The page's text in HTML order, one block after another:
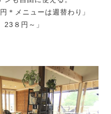
＊メニューは週替わり」
８円～」